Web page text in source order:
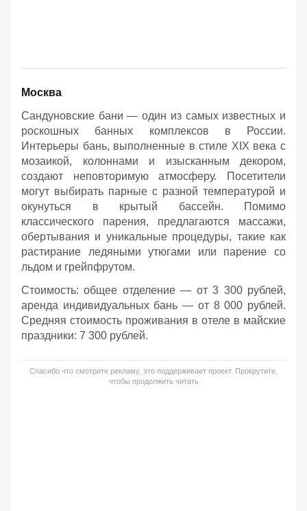
Москва
Сандуновские бани — один из самых известных и
роскошных банных комплексов в России.
Интерьеры бань, выполненные в стиле XIX века с
мозаикой, колоннами и изысканным декором,
создают неповторимую атмосферу. Посетители
могут выбирать парные с разной температурой и
окунуться в крытый бассейн. Помимо
классического парения, предлагаются массажи,
обертывания и уникальные процедуры, такие как
растирание ледяными утюгами или парение со
льдом и грейпфрутом.
Стоимость: общее отделение — от 3 300 рублей,
аренда индивидуальных бань — от 8 000 рублей.
Средняя стоимость проживания в отеле в майские
праздники: 7 300 рублей.
Спасибо что смотрите рекламу, это поддерживает проект. Прокрутите,
чтобы продолжить читать